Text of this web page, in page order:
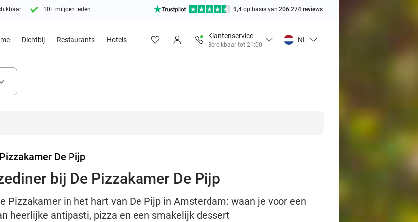
10+ miljoen leden 9,4 op basis van 206.274 reviews
Dichtbij Restaurants Hotels
Klantenservice
Bereikbaar tot 21:00
NL
De Pijp
bij De Pizzakamer De Pijp
Pizzakamer in het hart van De Pijp in Amsterdam: waan je voor een
heerlijke antipasti, pizza en een smakelijk dessert